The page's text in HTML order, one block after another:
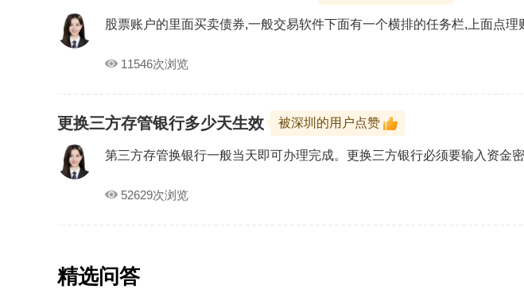
股票账户的里面买卖债券,一般交易软件下面有一个横排的任务栏,上面点
11546次浏览
更换三方存管银行多少天生效 被深圳的用户点赞
第三方存管换银行一般当天即可办理完成。更换三方银行必须要输入资金
52629次浏览
精选问答